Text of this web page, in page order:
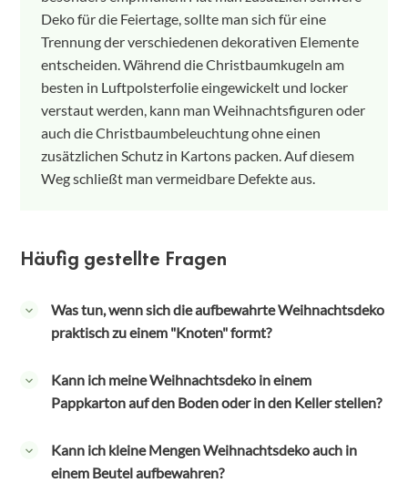
Deko für die Feiertage, sollte man sich für eine
Trennung der verschiedenen dekorativen Elemente
entscheiden. Während die Christbaumkugeln am
besten in Luftpolsterfolie eingewickelt und locker
verstaut werden, kann man Weihnachtsfiguren oder
auch die Christbaumbeleuchtung ohne einen
zusätzlichen Schutz in Kartons packen. Auf diesem
Weg schließt man vermeidbare Defekte aus.
Häufig gestellte Fragen
Was tun, wenn sich die aufbewahrte Weihnachtsdeko
praktisch zu einem "Knoten" formt?
eine Aufbewahrungsbox stopfen. Hat man
beispielsweise mehrere Lichterketten, rollt man sie
einen separaten Karton. Auf diesem Weg kann man
der Knotenbildung und ihren Folgen effektiv
Kann ich meine Weihnachtsdeko in einem
Pappkarton auf den Boden oder in den Keller stellen?
einem stabilen Karton auf dem Dachboden oder im
Keller abstellen. Die Voraussetzung ist, dass es sich
Kann ich kleine Mengen Weihnachtsdeko auch in
einem Beutel aufbewahren?